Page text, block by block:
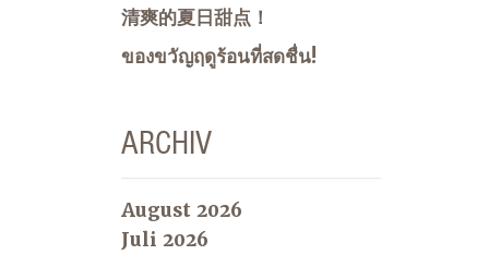
清爽的夏日甜点！
ของขวัญฤดูร้อนที่สดชื่น!
ARCHIV
August 2026
Juli 2026